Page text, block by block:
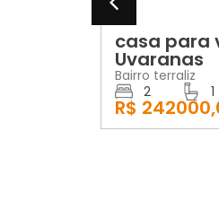
vender no Terraliz /